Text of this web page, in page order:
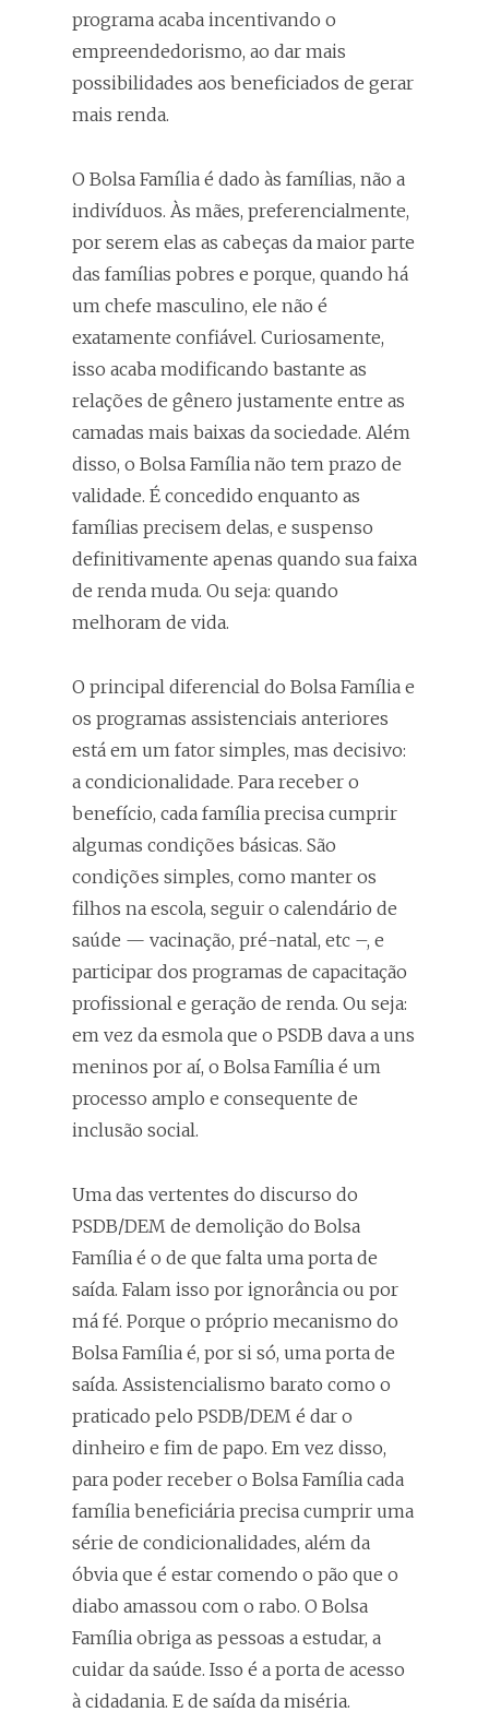
programa acaba incentivando o
empreendedorismo, ao dar mais
possibilidades aos beneficiados de gerar
mais renda.
O Bolsa Família é dado às famílias, não a
indivíduos. Às mães, preferencialmente,
por serem elas as cabeças da maior parte
das famílias pobres e porque, quando há
um chefe masculino, ele não é
exatamente confiável. Curiosamente,
isso acaba modificando bastante as
relações de gênero justamente entre as
camadas mais baixas da sociedade. Além
disso, o Bolsa Família não tem prazo de
validade. É concedido enquanto as
famílias precisem delas, e suspenso
definitivamente apenas quando sua faixa
de renda muda. Ou seja: quando
melhoram de vida.
O principal diferencial do Bolsa Família e
os programas assistenciais anteriores
está em um fator simples, mas decisivo:
a condicionalidade. Para receber o
benefício, cada família precisa cumprir
algumas condições básicas. São
condições simples, como manter os
filhos na escola, seguir o calendário de
saúde — vacinação, pré-natal, etc –, e
participar dos programas de capacitação
profissional e geração de renda. Ou seja:
em vez da esmola que o PSDB dava a uns
meninos por aí, o Bolsa Família é um
processo amplo e consequente de
inclusão social.
Uma das vertentes do discurso do
PSDB/DEM de demolição do Bolsa
Família é o de que falta uma porta de
saída. Falam isso por ignorância ou por
má fé. Porque o próprio mecanismo do
Bolsa Família é, por si só, uma porta de
saída. Assistencialismo barato como o
praticado pelo PSDB/DEM é dar o
dinheiro e fim de papo. Em vez disso,
para poder receber o Bolsa Família cada
família beneficiária precisa cumprir uma
série de condicionalidades, além da
óbvia que é estar comendo o pão que o
diabo amassou com o rabo. O Bolsa
Família obriga as pessoas a estudar, a
cuidar da saúde. Isso é a porta de acesso
à cidadania. E de saída da miséria.